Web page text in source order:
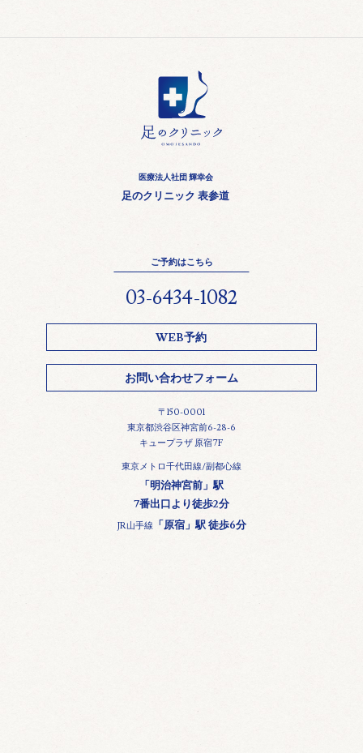
医療法人社団 輝幸会
足のクリニック 表参道
ご予約はこちら
03-6434-1082
WEB予約
お問い合わせフォーム
〒150-0001
東京都渋谷区神宮前6-28-6
キュープラザ 原宿7F
東京メトロ千代田線/副都心線
「明治神宮前」駅
7番出口より徒歩2分
JR山手線「原宿」駅 徒歩6分